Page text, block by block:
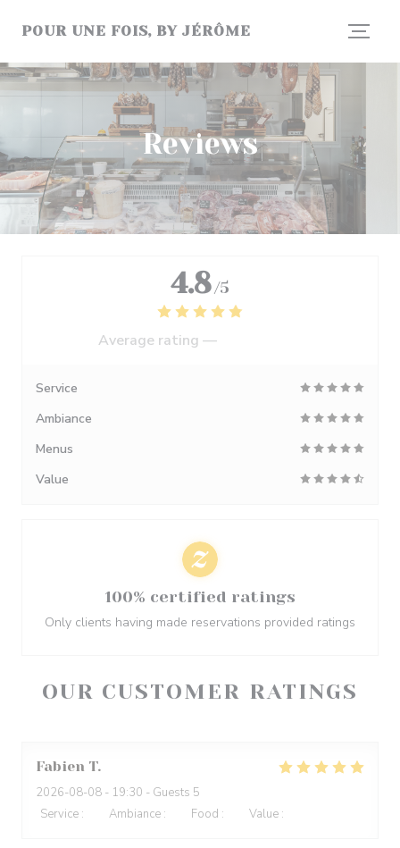
POUR UNE FOIS, BY JÉRÔME
Reviews
OUR CUSTOMER RATINGS
Fabien T
2026-08-08 - 19:30 - Guests 5
Service : Ambiance : Food : Value :
4.8 /5
Average rating —
Service
Ambiance
Menus
Value
100% certified ratings
Only clients having made reservations provided ratings